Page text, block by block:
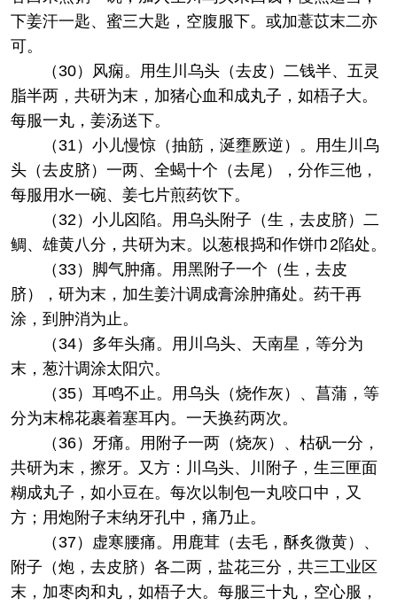
下姜汗一匙、蜜三大匙，空腹服下。或加薏苡末二亦
可。
（30）风痫。用生川乌头（去皮）二钱半、五灵
脂半两，共研为末，加猪心血和成丸子，如梧子大。
每服一丸，姜汤送下。
（31）小儿慢惊（抽筋，涎壅厥逆）。用生川乌
头（去皮脐）一两、全蝎十个（去尾），分作三他，
每服用水一碗、姜七片煎药饮下。
（32）小儿囟陷。用乌头附子（生，去皮脐）二
鲷、雄黄八分，共研为末。以葱根捣和作饼巾2陷处。
（33）脚气肿痛。用黑附子一个（生，去皮
脐），研为末，加生姜汁调成膏涂肿痛处。药干再
涂，到肿消为止。
（34）多年头痛。用川乌头、天南星，等分为
末，葱汁调涂太阳穴。
（35）耳鸣不止。用乌头（烧作灰）、菖蒲，等
分为末棉花裹着塞耳内。一天换药两次。
（36）牙痛。用附子一两（烧灰）、枯矾一分，
共研为末，擦牙。又方：川乌头、川附子，生三匣面
糊成丸子，如小豆在。每次以制包一丸咬口中，又
方；用炮附子末纳牙孔中，痛乃止。
（37）虚寒腰痛。用鹿茸（去毛，酥炙微黄）、
附子（炮，去皮脐）各二两，盐花三分，共三工业区
末，加枣肉和丸，如梧子大。每服三十丸，空心服，